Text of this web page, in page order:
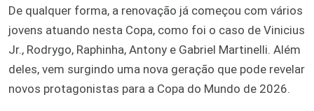
De qualquer forma, a renovação já começou com vários
jovens atuando nesta Copa, como foi o caso de Vinicius
Jr., Rodrygo, Raphinha, Antony e Gabriel Martinelli. Além
deles, vem surgindo uma nova geração que pode revelar
novos protagonistas para a Copa do Mundo de 2026.